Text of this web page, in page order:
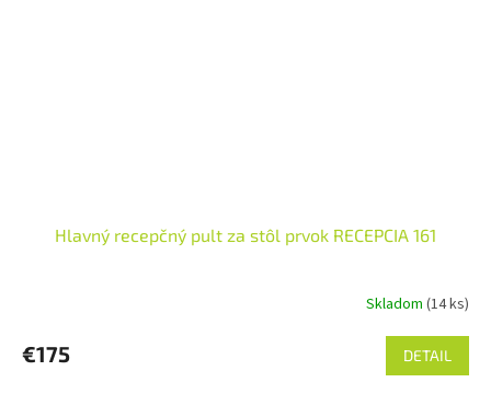
Hlavný recepčný pult za stôl prvok RECEPCIA 161
produktu
je
Skladom(14 ks)
€175 DETAIL